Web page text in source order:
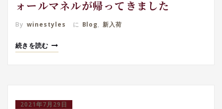
ォールマネルが帰ってきました
By winestyles に Blog, 新入荷
続きを読む
2021年7月29日